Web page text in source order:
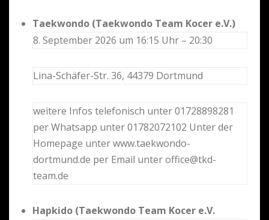
Taekwondo (Taekwondo Team Kocer e.V.)
8. September 2026 um 16:15 Uhr – 20:30
Lina-Schäfer-Str. 36, 44379 Dortmund
weitere Infos telefonisch unter 01728898281
per Whatsapp unter 01782072102 Unter der
Homepage unter www.taekwondo-
dortmund.de per Email unter office@tkd-
team.de
Hapkido (Taekwondo Team Kocer e.V.